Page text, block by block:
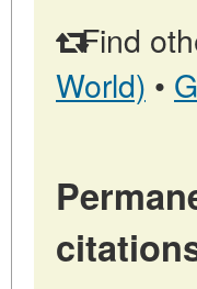
Find
World) •